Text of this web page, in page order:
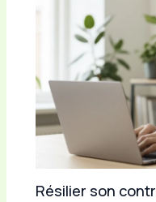
Résilier son